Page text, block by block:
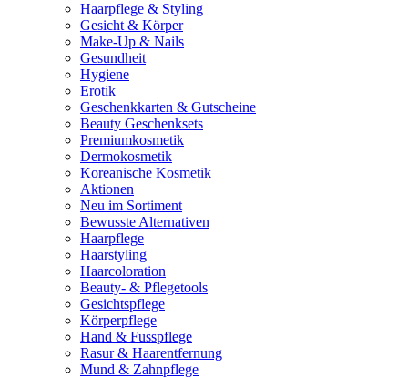
Haarpflege & Styling
Gesicht & Körper
Make-Up & Nails
Gesundheit
Hygiene
Erotik
Geschenkkarten & Gutscheine
Beauty Geschenksets
Premiumkosmetik
Dermokosmetik
Koreanische Kosmetik
Aktionen
Neu im Sortiment
Bewusste Alternativen
Haarpflege
Haarstyling
Haarcoloration
Beauty- & Pflegetools
Gesichtspflege
Körperpflege
Hand & Fusspflege
Rasur & Haarentfernung
Mund & Zahnpflege